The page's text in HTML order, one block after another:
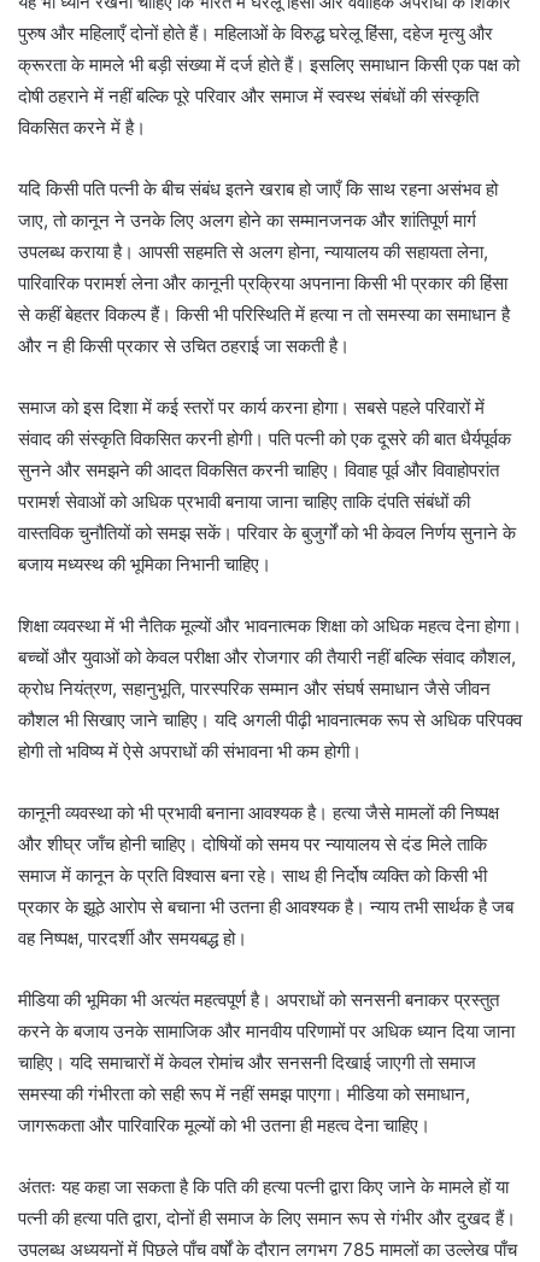
पुरुष और महिलाएँ दोनों होते हैं। महिलाओं के विरुद्ध घरेलू हिंसा, दहेज मृत्यु और
क्रूरता के मामले भी बड़ी संख्या में दर्ज होते हैं। इसलिए समाधान किसी एक पक्ष को
दोषी ठहराने में नहीं बल्कि पूरे परिवार और समाज में स्वस्थ संबंधों की संस्कृति
विकसित करने में है।
यदि किसी पति पत्नी के बीच संबंध इतने खराब हो जाएँ कि साथ रहना असंभव हो
जाए, तो कानून ने उनके लिए अलग होने का सम्मानजनक और शांतिपूर्ण मार्ग
उपलब्ध कराया है। आपसी सहमति से अलग होना, न्यायालय की सहायता लेना,
पारिवारिक परामर्श लेना और कानूनी प्रक्रिया अपनाना किसी भी प्रकार की हिंसा
से कहीं बेहतर विकल्प हैं। किसी भी परिस्थिति में हत्या न तो समस्या का समाधान है
और न ही किसी प्रकार से उचित ठहराई जा सकती है।
समाज को इस दिशा में कई स्तरों पर कार्य करना होगा। सबसे पहले परिवारों में
संवाद की संस्कृति विकसित करनी होगी। पति पत्नी को एक दूसरे की बात धैर्यपूर्वक
सुनने और समझने की आदत विकसित करनी चाहिए। विवाह पूर्व और विवाहोपरांत
परामर्श सेवाओं को अधिक प्रभावी बनाया जाना चाहिए ताकि दंपति संबंधों की
वास्तविक चुनौतियों को समझ सकें। परिवार के बुजुर्गों को भी केवल निर्णय सुनाने के
बजाय मध्यस्थ की भूमिका निभानी चाहिए।
शिक्षा व्यवस्था में भी नैतिक मूल्यों और भावनात्मक शिक्षा को अधिक महत्व देना होगा।
बच्चों और युवाओं को केवल परीक्षा और रोजगार की तैयारी नहीं बल्कि संवाद कौशल,
क्रोध नियंत्रण, सहानुभूति, पारस्परिक सम्मान और संघर्ष समाधान जैसे जीवन
कौशल भी सिखाए जाने चाहिए। यदि अगली पीढ़ी भावनात्मक रूप से अधिक परिपक्व
होगी तो भविष्य में ऐसे अपराधों की संभावना भी कम होगी।
कानूनी व्यवस्था को भी प्रभावी बनाना आवश्यक है। हत्या जैसे मामलों की निष्पक्ष
और शीघ्र जाँच होनी चाहिए। दोषियों को समय पर न्यायालय से दंड मिले ताकि
समाज में कानून के प्रति विश्वास बना रहे। साथ ही निर्दोष व्यक्ति को किसी भी
प्रकार के झूठे आरोप से बचाना भी उतना ही आवश्यक है। न्याय तभी सार्थक है जब
वह निष्पक्ष, पारदर्शी और समयबद्ध हो।
मीडिया की भूमिका भी अत्यंत महत्वपूर्ण है। अपराधों को सनसनी बनाकर प्रस्तुत
करने के बजाय उनके सामाजिक और मानवीय परिणामों पर अधिक ध्यान दिया जाना
चाहिए। यदि समाचारों में केवल रोमांच और सनसनी दिखाई जाएगी तो समाज
समस्या की गंभीरता को सही रूप में नहीं समझ पाएगा। मीडिया को समाधान,
जागरूकता और पारिवारिक मूल्यों को भी उतना ही महत्व देना चाहिए।
अंततः यह कहा जा सकता है कि पति की हत्या पत्नी द्वारा किए जाने के मामले हों या
पत्नी की हत्या पति द्वारा, दोनों ही समाज के लिए समान रूप से गंभीर और दुखद हैं।
उपलब्ध अध्ययनों में पिछले पाँच वर्षों के दौरान लगभग 785 मामलों का उल्लेख पाँच